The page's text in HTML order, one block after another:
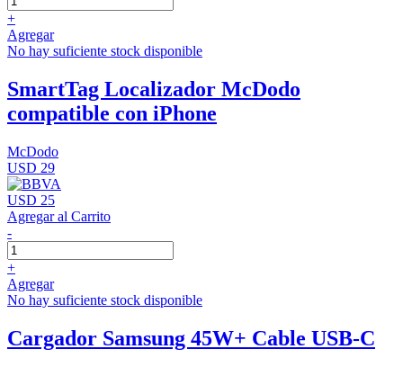
+
Agregar
No hay suficiente stock disponible
SmartTag Localizador McDodo
compatible con iPhone
McDodo
USD 29
USD 25
Agregar al Carrito
-
+
Agregar
No hay suficiente stock disponible
Cargador Samsung 45W+ Cable USB-C